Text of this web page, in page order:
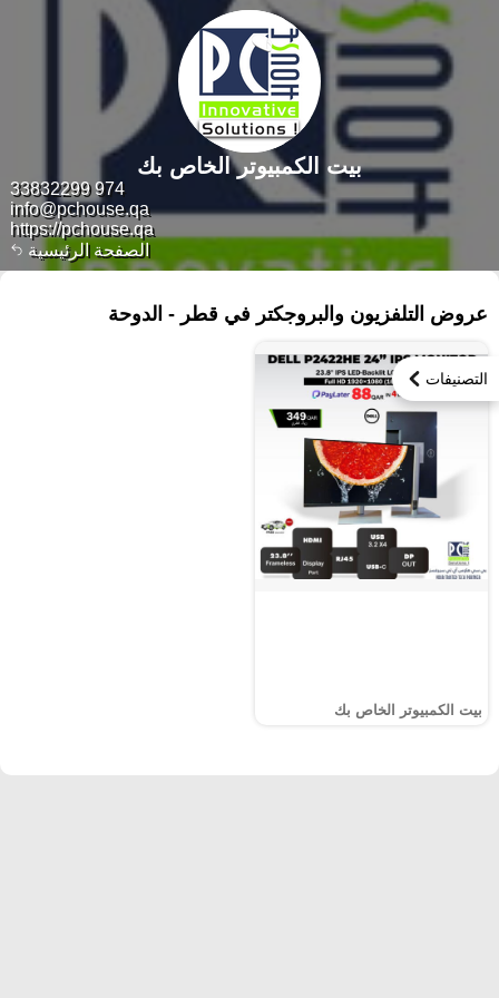
الصفحة الرئيسية
974 33832299
info@pchouse.qa
https://pchouse.qa
بيت الكمبيوتر الخاص بك
التصنيفات
عروض التلفزيون والبروجكتر في قطر - الدوحة
بيت الكمبيوتر الخاص بك